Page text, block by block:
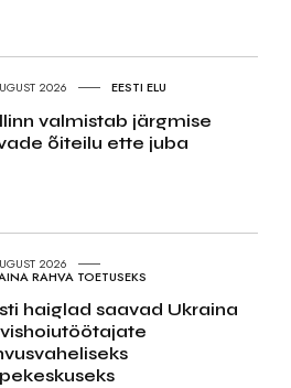
2026 EESTI ELU
valmistab järgmise
õiteilu ette juba
2026
RAHVA TOETUSEKS
haiglad saavad Ukraina